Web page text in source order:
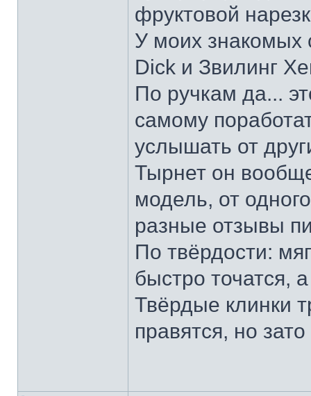
фруктовой
У моих знакомых
Dick и Звилинг
По ручкам да...
самому
услышать от
Тырнет он
модель, от
разные отзывы
По твёрдости:
быстро точатся,
Твёрдые клинки
правятся, но